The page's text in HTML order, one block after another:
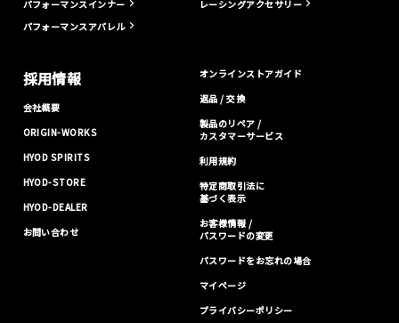
パフォーマンスインナー
パフォーマンスアパレル
レーシングアクセサリー
採用情報
会社概要
ORIGIN-WORKS
HYOD SPIRITS
HYOD-STORE
HYOD-DEALER
お問い合わせ
オンラインストアガイド
返品 / 交換
製品のリペア /
カスタマーサービス
利用規約
特定商取引法に
基づく表示
お客様情報 /
パスワードの変更
パスワードをお忘れの場合
マイページ
プライバシーポリシー